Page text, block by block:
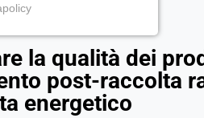
la qualità dei
post-raccolta
energetico
salvataggio delle
cookie non